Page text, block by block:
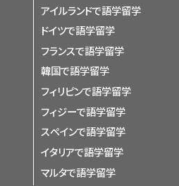
アイルランドで語学留学
ドイツで語学留学
フランスで語学留学
韓国で語学留学
フィリピンで語学留学
フィジーで語学留学
スペインで語学留学
イタリアで語学留学
マルタで語学留学